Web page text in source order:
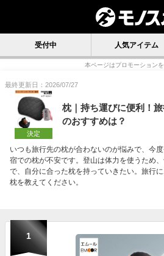
受付中 人気アイテム
本ページはプロモーション
最終更新日：2026/07/27
決定
枕｜持ち運びに便利！
のおすすめは？
いつも旅行先の枕が合わないのが悩みで、今
宿での枕が不安です。登山は体力を使うため
で、自分に合った枕を持っていきたい。旅行
枕を教えてください。
1